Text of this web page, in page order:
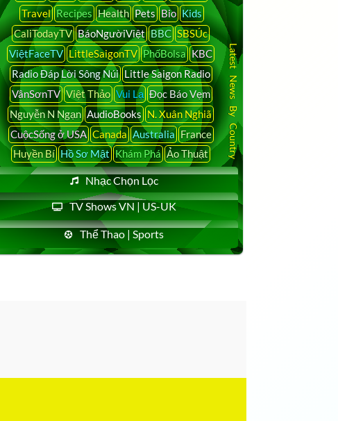
Travel Recipes Health Pets Bio Kids
CaliTodayTV BáoNgườiViệt BBC SBSÚc
ViệtFaceTV LittleSaigonTV PhốBolsa KBC
Radio Đáp Lời Sông Núi Little Saigon Radio
VânSơnTV Việt Thảo Vui Lạ Đọc Báo Vẹm
Nguyễn N Ngạn AudioBooks N. Xuân Nghiã
CuộcSống ở USA Canada Australia France
Huyền Bí Hồ Sơ Mật Khám Phá Ảo Thuật
Nhạc Chọn Lọc
TV Shows VN | US-UK
Thể Thao | Sports
Latest News By Country